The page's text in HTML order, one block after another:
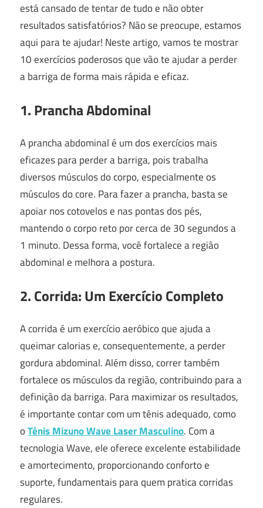
está cansado de tentar de tudo e não obter
resultados satisfatórios? Não se preocupe, estamos
aqui para te ajudar! Neste artigo, vamos te mostrar
10 exercícios poderosos que vão te ajudar a perder
a barriga de forma mais rápida e eficaz.
1. Prancha Abdominal
A prancha abdominal é um dos exercícios mais
eficazes para perder a barriga, pois trabalha
diversos músculos do corpo, especialmente os
músculos do core. Para fazer a prancha, basta se
apoiar nos cotovelos e nas pontas dos pés,
mantendo o corpo reto por cerca de 30 segundos a
1 minuto. Dessa forma, você fortalece a região
abdominal e melhora a postura.
2. Corrida: Um Exercício Completo
A corrida é um exercício aeróbico que ajuda a
queimar calorias e, consequentemente, a perder
gordura abdominal. Além disso, correr também
fortalece os músculos da região, contribuindo para a
definição da barriga. Para maximizar os resultados,
é importante contar com um tênis adequado, como
oTênis Mizuno Wave Laser Masculino. Com a
tecnologia Wave, ele oferece excelente estabilidade
e amortecimento, proporcionando conforto e
suporte, fundamentais para quem pratica corridas
regulares.